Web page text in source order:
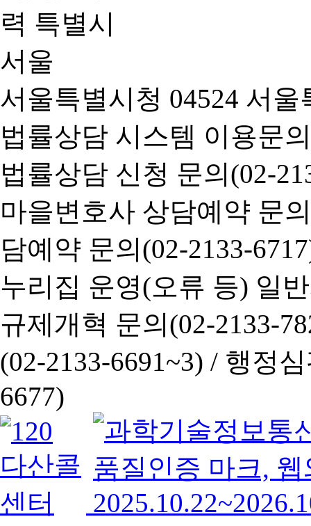
서울특별시청 04524 서
법률상담 시스템 이용문
법률상담 신청 문의(02-
마을변호사 상담예약 문
담예약 문의(02-2133-
누리집 운영(오류 등) 일
규제개혁 문의(02-2133-
(02-2133-6691~3) / 행정심
6677)